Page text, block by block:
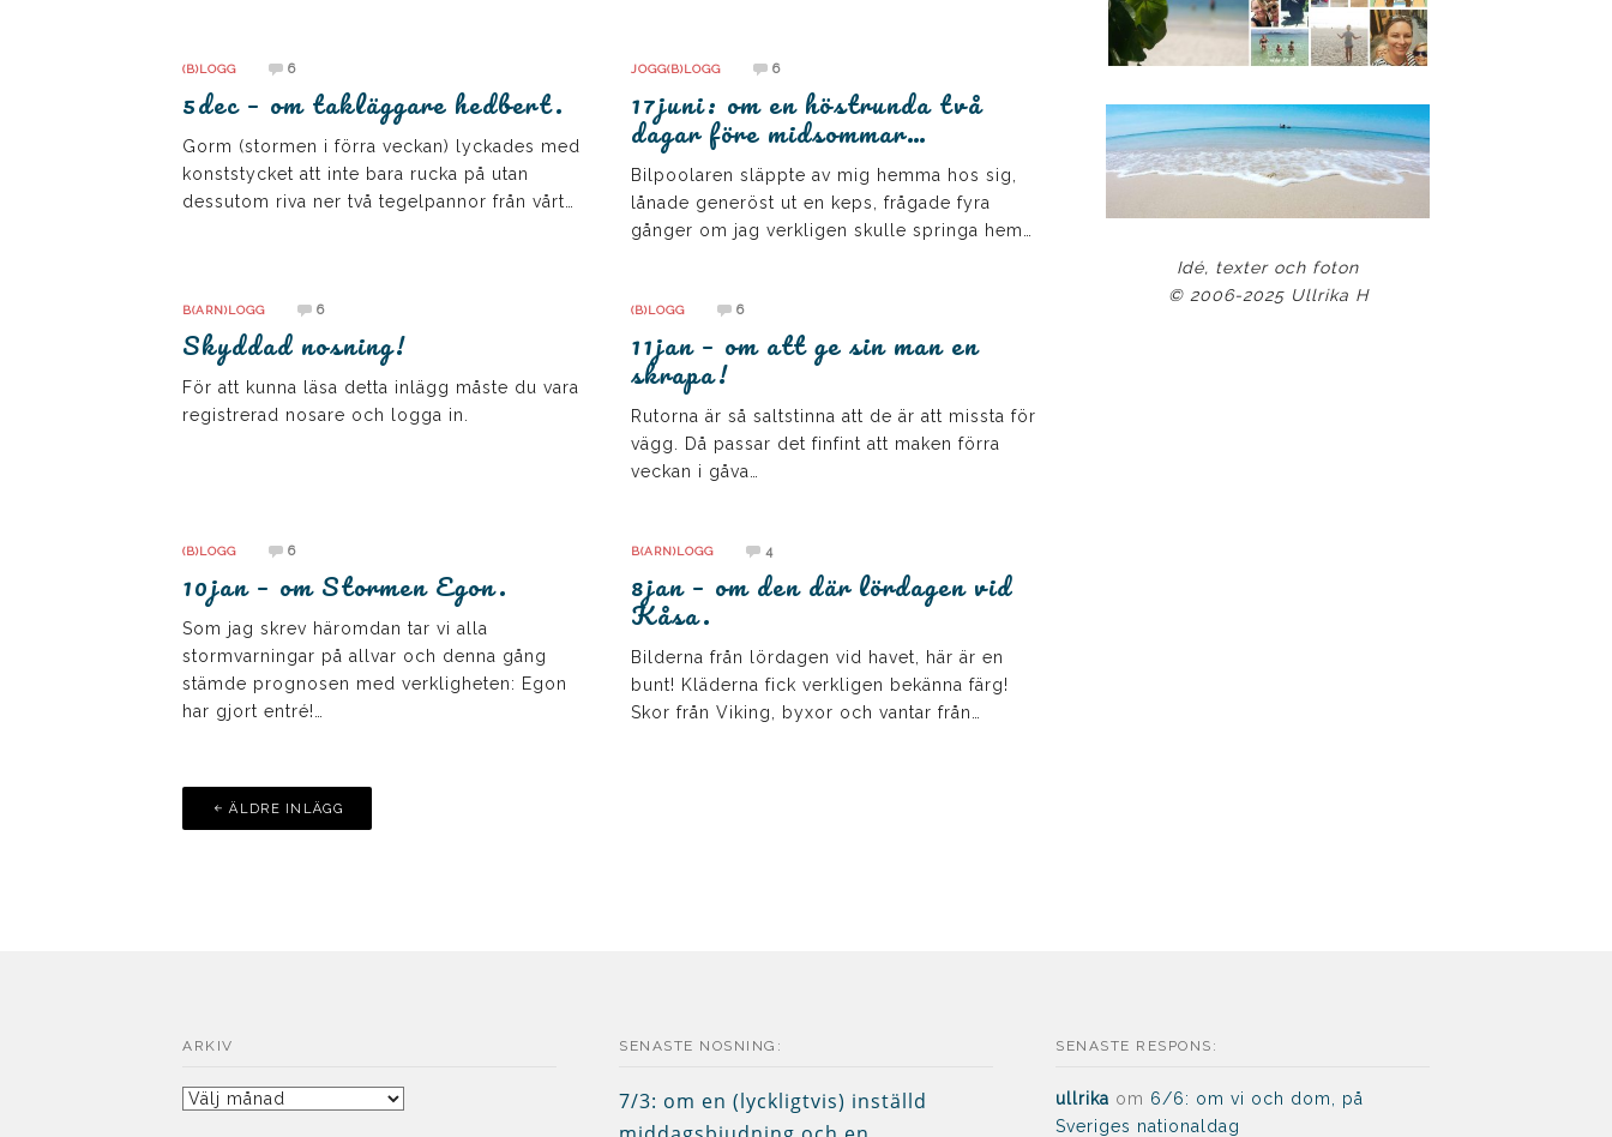
(B)LOGG 6
5dec – om takläggare hedbert.
Gorm (stormen i förra veckan) lyckades med
konststycket att inte bara rucka på utan
dessutom riva ner två tegelpannor från vårt…
JOGG(B)LOGG 6
17juni: om en höstrunda två
dagar före midsommar…
Bilpoolaren släppte av mig hemma hos sig,
lånade generöst ut en keps, frågade fyra
gånger om jag verkligen skulle springa hem…
B(ARN)LOGG 6
Skyddad nosning!
För att kunna läsa detta inlägg måste du vara
registrerad nosare och logga in.
(B)LOGG 6
11jan – om att ge sin man en
skrapa!
Rutorna är så saltstinna att de är att missta för
vägg. Då passar det finfint att maken förra
veckan i gåva…
(B)LOGG 6
10jan – om Stormen Egon.
Som jag skrev häromdan tar vi alla
stormvarningar på allvar och denna gång
stämde prognosen med verkligheten: Egon
har gjort entré!…
B(ARN)LOGG 4
8jan – om den där lördagen vid
Kåsa.
Bilderna från lördagen vid havet, här är en
bunt! Kläderna fick verkligen bekänna färg!
Skor från Viking, byxor och vantar från…
Inläggsnavigering
ÄLDRE INLÄGG
Idé, texter och foton
© 2006-2025 Ullrika H
ARKIV
Arkiv
SENASTE NOSNING:
7/3: om en (lyckligtvis) inställd
SENASTE RESPONS:
ullrika om 6/6: om vi och dom, på
Sveriges nationaldag